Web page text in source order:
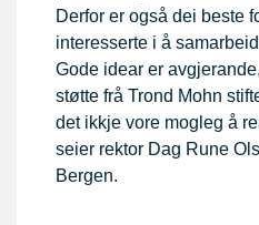
Derfor er også dei beste
interesserte i å
Gode idear er
støtte frå Trond Mohn
det ikkje vore mogleg å
seier rektor Dag Rune
Bergen.